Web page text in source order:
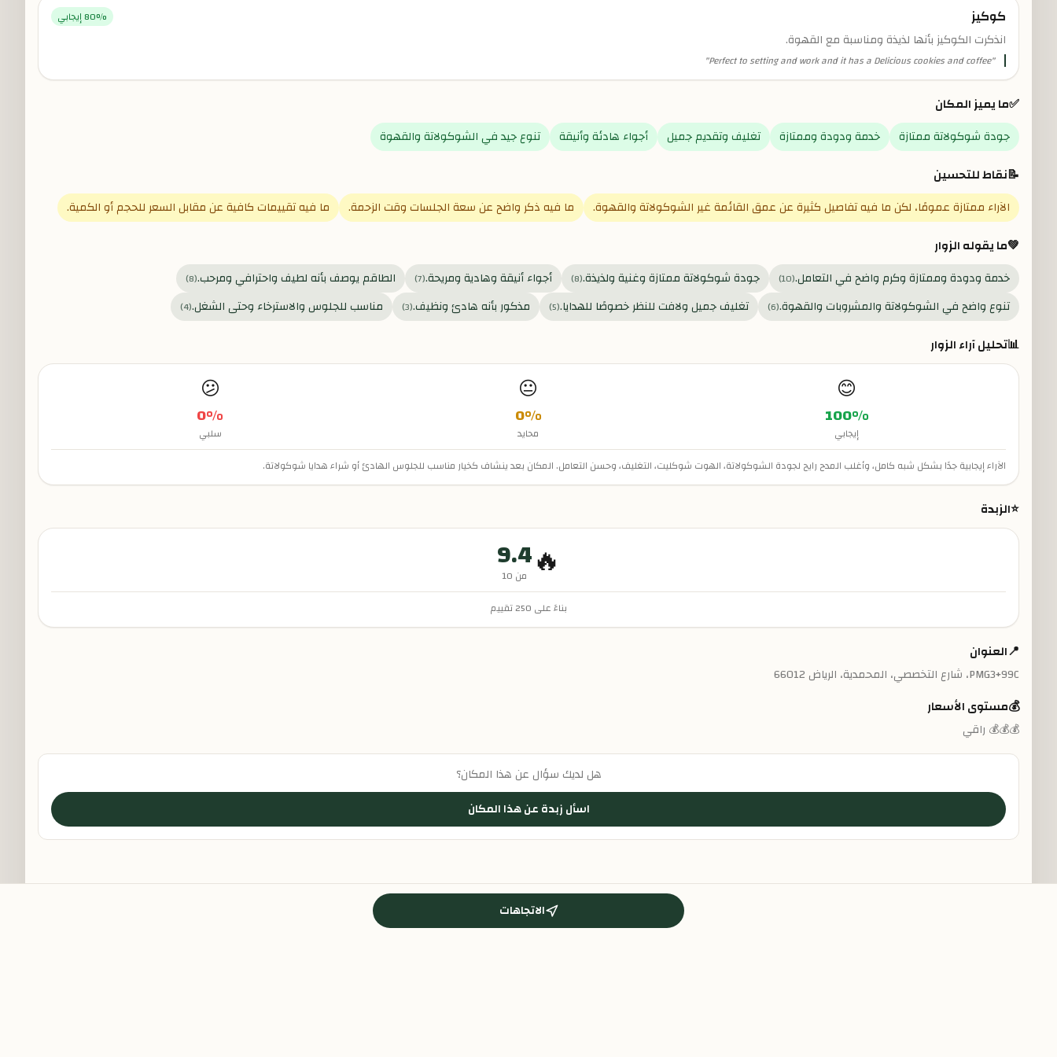
كوكيز 80% إيجابي
انذكرت الكوكيز بأنها لذيذة ومناسبة مع القهوة.
"
Perfect to setting and work and it has a Delicious cookies and coffee
"
✅ما يميز المكان
جودة شوكولاتة ممتازة خدمة ودودة وممتازة تغليف وتقديم جميل أجواء هادئة وأنيقة تنوع جيد في الشوكولاتة والقهوة
📝نقاط للتحسين
الآراء ممتازة عمومًا، لكن ما فيه تفاصيل كثيرة عن عمق القائمة غير الشوكولاتة والقهوة. ما فيه ذكر واضح عن سعة الجلسات وقت الزحمة. ما فيه تقييمات كافية عن مقابل السعر للحجم أو الكمية.
💚ما يقوله الزوار
خدمة ودودة وممتازة وكرم واضح في التعامل.(
10
) جودة شوكولاتة ممتازة وغنية ولذيذة.(
8
) أجواء أنيقة وهادية ومريحة.(
7
) الطاقم يوصف بأنه لطيف واحترافي ومرحب.(
8
)
تنوع واضح في الشوكولاتة والمشروبات والقهوة.(
6
) تغليف جميل ولافت للنظر خصوصًا للهدايا.(
5
) مذكور بأنه هادئ ونظيف.(
3
) مناسب للجلوس والاسترخاء وحتى الشغل.(
4
)
📊تحليل آراء الزوار
😊
100%
إيجابي
😐
0%
محايد
😕
0%
سلبي
الآراء إيجابية جدًا بشكل شبه كامل، وأغلب المدح رايح لجودة الشوكولاتة، الهوت شوكليت، التغليف، وحسن التعامل. المكان بعد ينشاف كخيار مناسب للجلوس الهادئ أو شراء هدايا شوكولاتة.
⭐الزبدة
🔥
9.4
من 10
بناءً على 250تقييم
📍العنوان
PMG3+99C، شارع التخصصي، المحمدية، الرياض 66012
💰مستوى الأسعار
💰💰💰 راقي
هل لديك سؤال عن هذا المكان؟
اسأل زبدة عن هذا المكان
الاتجاهات